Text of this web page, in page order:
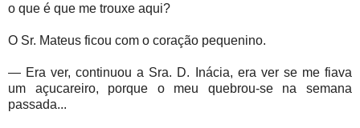
o que é que me trouxe aqui?
O Sr. Mateus ficou com o coração pequenino.
— Era ver, continuou a Sra. D. Inácia, era ver se me fiava
um açucareiro, porque o meu quebrou-se na semana
passada...